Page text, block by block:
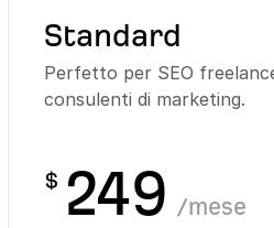
Standard
Perfetto per SEO
consulenti di marketing.
$ 249 /mese